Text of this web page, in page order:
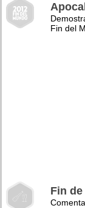
Fin del
Fin